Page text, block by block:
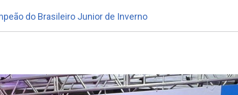
do Brasileiro Junior de Inverno